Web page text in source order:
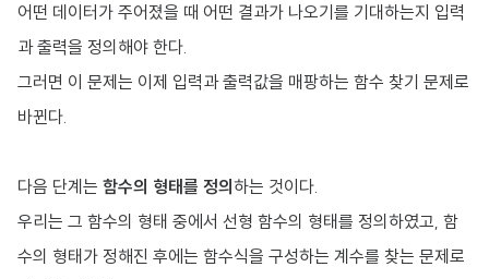
어떤 데이터가 주어졌을 때 어떤 결과가 나오기를 기대하는지 입력
과 출력을 정의해야 한다.
그러면 이 문제는 이제 입력과 출력값을 매팡하는 함수 찾기 문제로
바뀐다.
다음 단계는 함수의 형태를 정의 하는 것이다.
우리는 그 함수의 형태 중에서 선형 함수의 형태를 정의하였고, 함
수의 형태가 정해진 후에는 함수식을 구성하는 계수를 찾는 문제로